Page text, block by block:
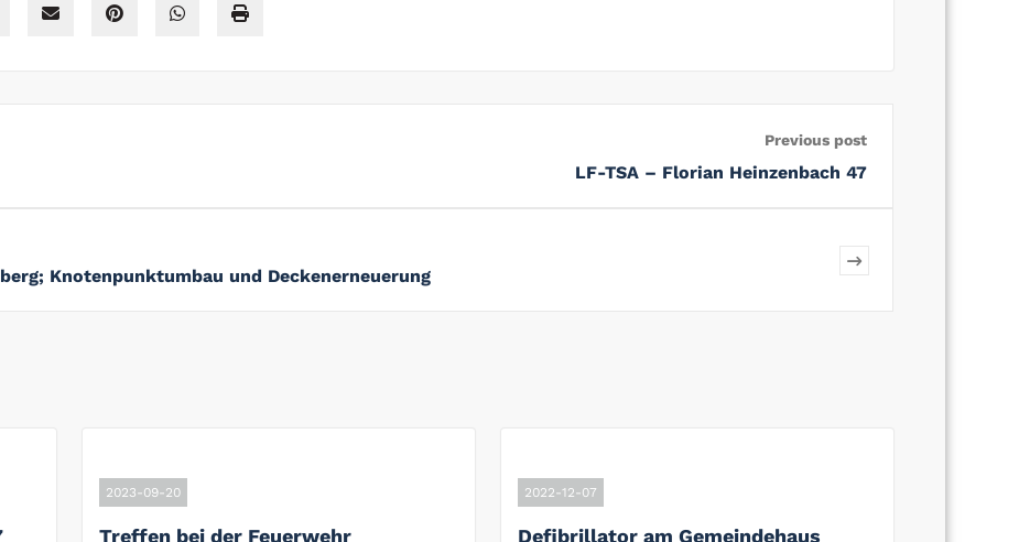
Previous post
LF-TSA – Florian Heinzenbach 47
Knotenpunktumbau und Deckenerneuerung
2023-09-20
Treffen bei der Feuerwehr
2022-12-07
Defibrillator am Gemeindehaus